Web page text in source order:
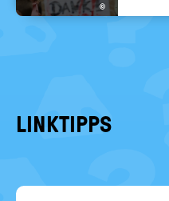
©
LINKTIPPS